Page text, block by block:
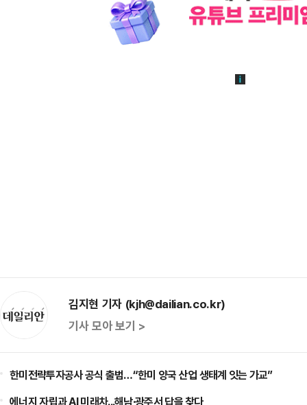
김지현 기자 (kjh@dailian.co.kr)
기사 모아 보기 >
한미전략투자공사 공식 출범…“한미 양국 산업 생태계 잇는 가교”
에너지 자립과 AI 미래차...해남·광주서 답을 찾다